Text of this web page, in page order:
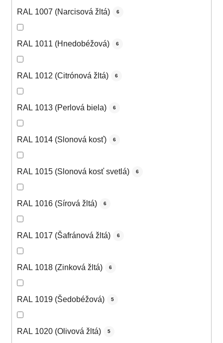
RAL 1007 (Narcisová žltá) 6
RAL 1011 (Hnedobéžová) 6
RAL 1012 (Citrónová žltá) 6
RAL 1013 (Perlová biela) 6
RAL 1014 (Slonová kosť) 6
RAL 1015 (Slonová kosť svetlá) 6
RAL 1016 (Sírová žltá) 6
RAL 1017 (Šafránová žltá) 6
RAL 1018 (Zinková žltá) 6
RAL 1019 (Šedobéžová) 5
RAL 1020 (Olivová žltá) 5